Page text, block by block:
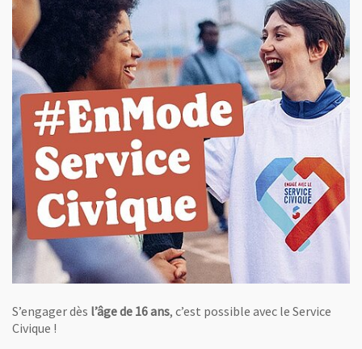
S’engager dès l’âge de 16 ans, c’est possible avec le Service
Civique !